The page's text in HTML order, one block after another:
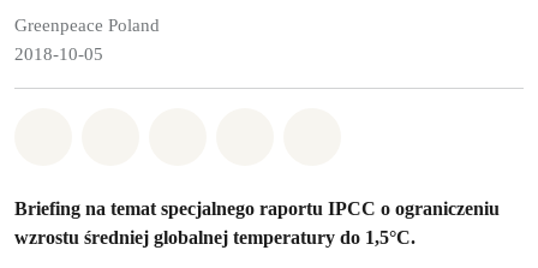
Greenpeace Poland
2018-10-05
Briefing na temat specjalnego raportu IPCC o ograniczeniu
wzrostu średniej globalnej temperatury do 1,5°C.